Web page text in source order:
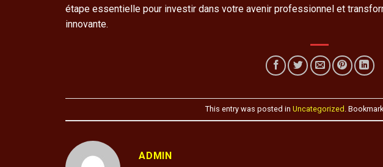
étape essentielle pour investir dans votre avenir professionnel et
innovante.
This entry was posted in Uncategorized .
ADMIN